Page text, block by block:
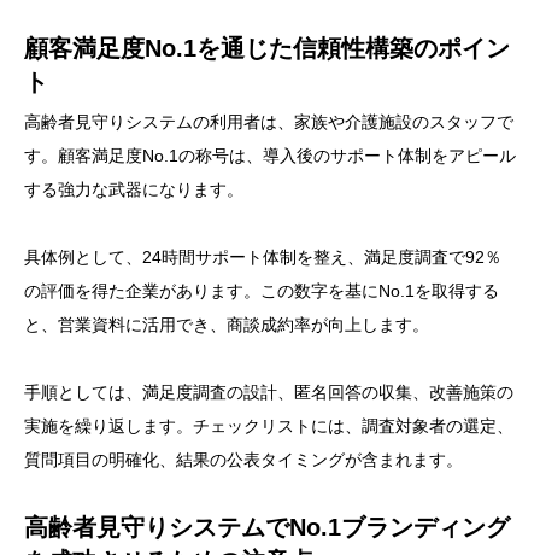
顧客満足度No.1を通じた信頼性構築のポイン
ト
高齢者見守りシステムの利用者は、家族や介護施設のスタッフで
す。顧客満足度No.1の称号は、導入後のサポート体制をアピール
する強力な武器になります。
具体例として、24時間サポート体制を整え、満足度調査で92％
の評価を得た企業があります。この数字を基にNo.1を取得する
と、営業資料に活用でき、商談成約率が向上します。
手順としては、満足度調査の設計、匿名回答の収集、改善施策の
実施を繰り返します。チェックリストには、調査対象者の選定、
質問項目の明確化、結果の公表タイミングが含まれます。
高齢者見守りシステムでNo.1ブランディング